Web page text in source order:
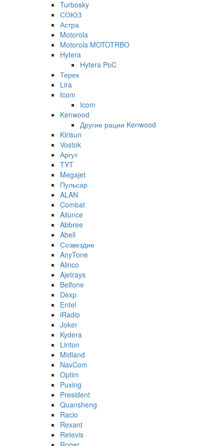
Turbosky
СОЮЗ
Астра
Motorola
Motorola MOTOTRBO
Hytera
Hytera PoC
Терек
Lira
Icom
Icom
Kenwood
Другие рации Kenwood
Kirisun
Vostok
Аргут
TYT
Megajet
Пульсар
ALAN
Combat
Ailunce
Abbree
Abell
Созвездие
AnyTone
Alinco
Ajetrays
Belfone
Dexp
Entel
iRadio
Joker
Kydera
Linton
Midland
NavCom
Optim
Puxing
President
Quansheng
Racio
Rexant
Retevis